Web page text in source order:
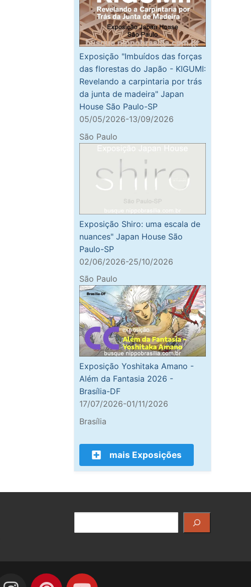
Exposição "Imbuídos das forças
das florestas do Japão - KIGUMI:
Revelando a carpintaria por trás
da junta de madeira" Japan
House São Paulo-SP
05/05/2026-13/09/2026
São Paulo
Exposição Shiro: uma escala de
nuances" Japan House São
Paulo-SP
02/06/2026-25/10/2026
São Paulo
Exposição Yoshitaka Amano -
Além da Fantasia 2026 -
Brasília-DF
17/07/2026-01/11/2026
Brasília
mais Exposições